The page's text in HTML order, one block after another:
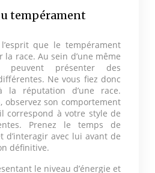
tempérament
que le tempérament
race. Au sein d’une même
peuvent présenter des
Ne vous fiez donc
la réputation d’une race.
observez son comportement
correspond à votre style de
Prenez le temps de
d’interagir avec lui avant de
définitive.
le niveau d’énergie et